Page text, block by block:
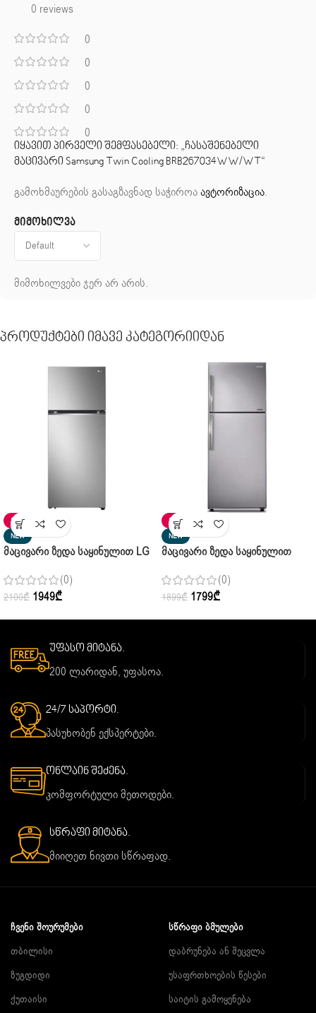
0 reviews
0
0
0
0
0
მიმოხილვა
მიმოხილვები ჯერ არ არის.
იყავით პირველი შემფასებელი: „ჩასაშენებელი
მაცივარი Samsung Twin Cooling BRB267034WW/WT“
გამოხმაურების გასაგზავნად საჭიროაავტორიზაცია.
Პროდუქტები Იმავე Კატეგორიიდან
SALE
NEW
Მაცივარი Ზედა Საყინულით LG
(0)
2100₾ 1949₾
SALE
NEW
Მაცივარი Ზედა Საყინულით
(0)
1899₾ 1799₾
უფასო მიტანა.
200 ლარიდან, უფასოა.
24/7 საპორტი.
პასუხობენ ექსპერტები.
ონლაინ შეძენა.
კომფორტული მეთოდები.
სწრაფი მიტანა.
მიიღეთ ნივთი სწრაფად.
ᲩᲕᲔᲜᲘ ᲨᲝᲣᲠᲣᲛᲔᲑᲘ
თბილისი
ზუგდიდი
ქუთაისი
ᲡᲬᲠᲐᲤᲘ ᲑᲛᲣᲚᲔᲑᲘ
დაბრუნება ან შეცვლა
უსაფრთხოების წესები
საიტის გამოყენება